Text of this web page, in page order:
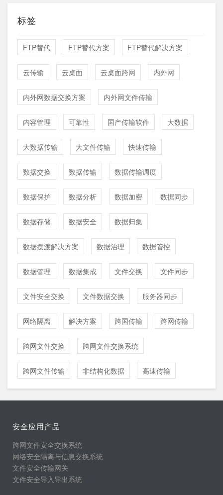
标签
FTP替代 FTP替代方案 FTP替代解决方案
云传输 云桌面 云桌面跨网 内外网
内外网数据交换方案 内外网文件传输
内容管理 可靠性 国产传输软件 大数据
大数据传输 大文件传输 快速传输
数据交换 数据传输 数据传输调度
数据保护 数据分析 数据加密 数据同步
数据存储 数据安全 数据归集
数据摆渡解决方案 数据治理 数据管控
数据管理 数据集成 文件交换 文件同步
文件安全交换 文件数据交换 服务器同步
网络隔离 解决方案 跨国传输 跨网传输
跨网文件交换 跨网文件交换系统
跨网文件传输 非结构化数据 高速传输
安全应用产品
跨网文件安全交换系统
网络安全隔离与信息交换系统
文件安全传输网关
文件安全导入导出系统